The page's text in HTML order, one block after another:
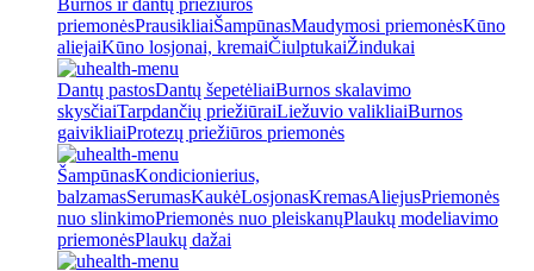
Burnos ir dantų priežiūros
priemonėsPrausikliaiŠampūnasMaudymosi priemonėsKūno
aliejaiKūno losjonai, kremaiČiulptukaiŽindukai
Dantų pastosDantų šepetėliaiBurnos skalavimo
skysčiaiTarpdančių priežiūraiLiežuvio valikliaiBurnos
gaivikliaiProtezų priežiūros priemonės
ŠampūnasKondicionierius,
balzamasSerumasKaukėLosjonasKremasAliejusPriemonės
nuo slinkimoPriemonės nuo pleiskanųPlaukų modeliavimo
priemonėsPlaukų dažai